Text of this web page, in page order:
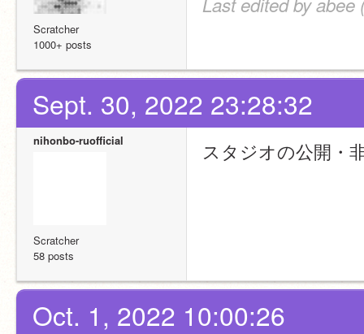
Scratcher
1000+ posts
Sept. 30, 2022 23:28:32
nihonbo-ruofficial
Scratcher
58 posts
スタジオの公開・
Oct. 1, 2022 10:00:26